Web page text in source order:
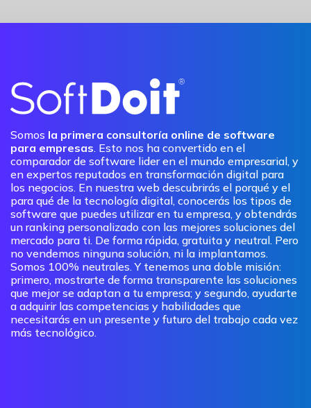
Somos la primera consultoría online de software
para empresas. Esto nos ha convertido en el
comparador de software lider en el mundo empresarial, y
en expertos reputados en transformación digital para
los negocios. En nuestra web descubrirás el porqué y el
para qué de la tecnología digital, conocerás los tipos de
software que puedes utilizar en tu empresa, y obtendrás
un ranking personalizado con las mejores soluciones del
mercado para ti. De forma rápida, gratuita y neutral. Pero
no vendemos ninguna solución, ni la implantamos.
Somos 100% neutrales. Y tenemos una doble misión:
primero, mostrarte de forma transparente las soluciones
que mejor se adaptan a tu empresa; y segundo, ayudarte
a adquirir las competencias y habilidades que
necesitarás en un presente y futuro del trabajo cada vez
más tecnológico.